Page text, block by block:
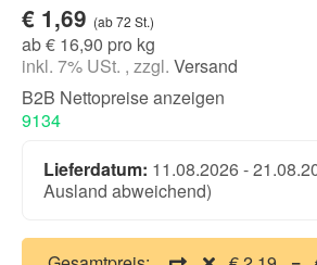
€ 1,69 (ab 72 St.)
ab € 16,90 pro kg
inkl. 7% USt. , zzgl. Versand
B2B Nettopreise anzeigen
9134
Lieferdatum: 11.08.2026 -
Ausland abweichend)